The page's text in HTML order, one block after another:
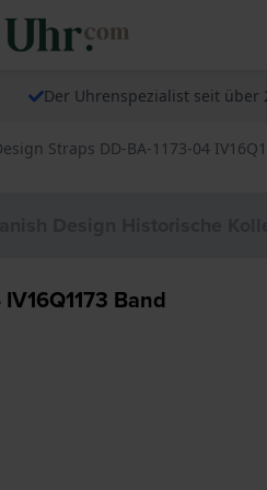
Der Uhrenspezialist seit über
Straps DD-BA-1173-04
Band